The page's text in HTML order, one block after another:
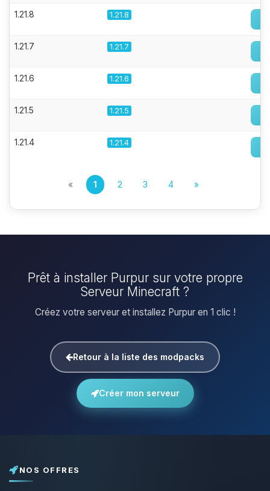
1.21.8 1.21.8
1.21.7 1.21.7
1.21.6 1.21.6
1.21.5 1.21.5
1.21.4 1.21.4
« 1 2 3 4 »
Prêt à installer Purpur sur votre propre
Serveur Minecraft ?
Créez votre serveur et installez Purpur en 1 clic !
Retour à la liste des modpacks
Créer mon serveur
NOS OFFRES